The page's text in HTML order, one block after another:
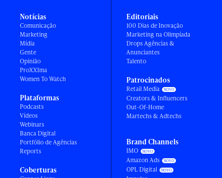
Notícias
Comunicação
Marketing
Mídia
Gente
Opinião
ProXXIma
Women To Watch
Plataformas
Podcasts
Vídeos
Webinars
Banca Digital
Portfólio de Agências
Reports
Coberturas
Editoriais
100 Dias de Inovação
Marketing na Olimpíada
Drops Agências &
Anunciantes
Talento
Patrocinados
Retail Media
Creators & Influencers
Out-Of-Home
Martechs & Adtechs
Brand Channels
IMO
Amazon Ads
OPL Digital